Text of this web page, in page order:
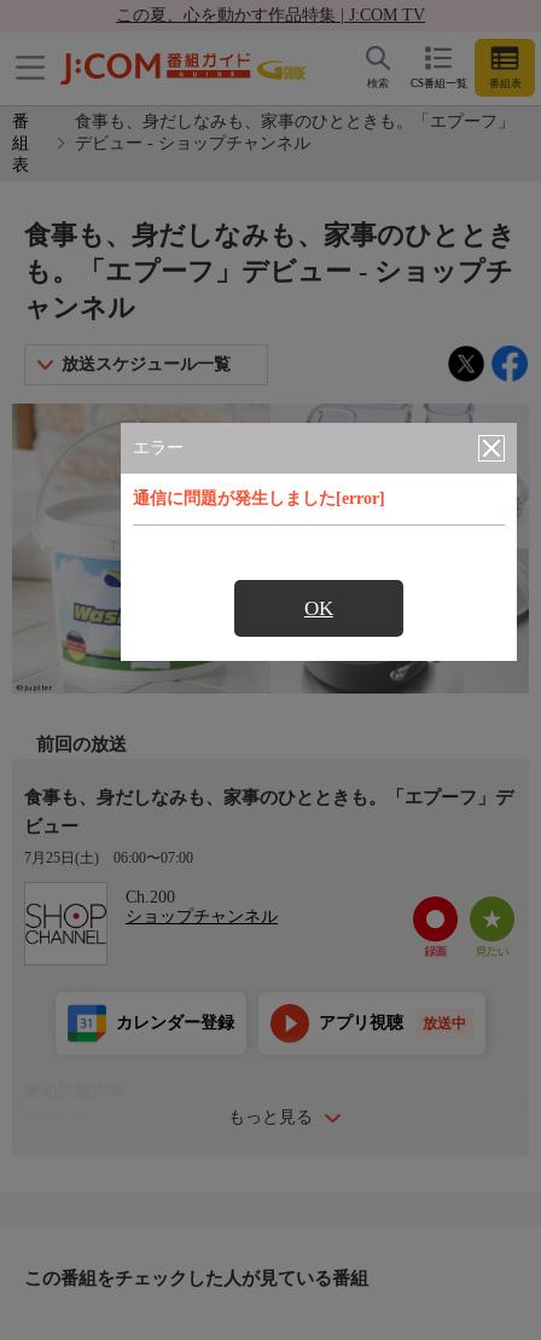
この夏、心を動かす作品特集 | J:COM TV
CS番組一覧 番組表
検索
番
組
表
食事も、身だしなみも、家事のひとときも。「エプーフ」
デビュー - ショップチャンネル
エラー
通信に問題が発生しました[error]
OK
食事も、身だしなみも、家事のひととき
も。「エプーフ」デビュー - ショップチ
ャンネル
放送スケジュール一覧
前回の放送
食事も、身だしなみも、家事のひとときも。「エプーフ」デ
ビュー
7月25日(土) 06:00〜07:00
Ch.200
ショップチャンネル
もっと見る
カレンダー登録 アプリ視聴 放送中
＊ライブ放送につき、番組および商品内容に変更が生じる場合も
この番組をチェックした人が見ている番組